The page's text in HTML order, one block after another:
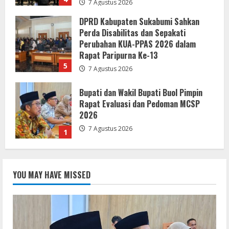
7 Agustus 2026
5
DPRD Kabupaten Sukabumi Sahkan
Perda Disabilitas dan Sepakati
Perubahan KUA-PPAS 2026 dalam
Rapat Paripurna Ke-13
7 Agustus 2026
1
Bupati dan Wakil Bupati Buol Pimpin
Rapat Evaluasi dan Pedoman MCSP
2026
7 Agustus 2026
Perkuat Literasi Cek Fakta”
Gaungkan Semangat Kemerdekaan
YOU MAY HAVE MISSED